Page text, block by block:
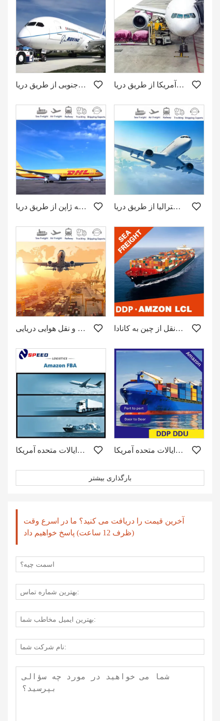
حمل و نقل از چین به کره جنوبی از طریق دریا حمل و نقل از چین به کانادا / ایالات متحده آمریکا از طریق دریا
حمل و نقل از چین به ژاپن از طریق دریا حمل و نقل از چین به استرالیا از طریق دریا
حمل و نقل از چین به ایالات متحده توسط حمل و نقل هوایی دریایی حمل و نقل از چین به کانادا
حمل و نقل دریایی و هوایی از چین به ایالات متحده آمریکا کانتینر حمل بار از چین به ایالات متحده آمریکا
بارگذاری بیشتر
آخرین قیمت را دریافت می کنید؟ ما در اسرع وقت
(ظرف 12 ساعت) پاسخ خواهیم داد